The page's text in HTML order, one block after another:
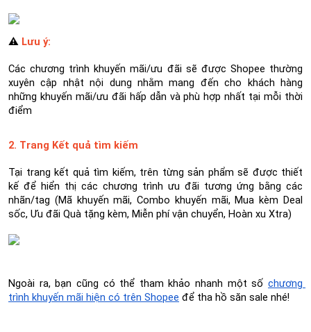
⚠️ Lưu ý:
Các chương trình khuyến mãi/ưu đãi sẽ được Shopee thường
xuyên cập nhật nội dung nhằm mang đến cho khách hàng
những khuyến mãi/ưu đãi hấp dẫn và phù hợp nhất tại mỗi thời
điểm
2. Trang Kết quả tìm kiếm
Tại trang kết quả tìm kiếm, trên từng sản phẩm sẽ được thiết
kế để hiển thị các chương trình ưu đãi tương ứng bằng các
nhãn/tag (Mã khuyến mãi, Combo khuyến mãi, Mua kèm Deal
sốc, Ưu đãi Quà tặng kèm, Miễn phí vận chuyển, Hoàn xu Xtra)
Ngoài ra, bạn cũng có thể tham khảo nhanh một số chương
trình khuyến mãi hiện có trên Shopee để tha hồ săn sale nhé!